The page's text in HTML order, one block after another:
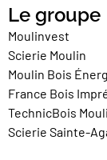
Le groupe
Moulinvest
Scierie Moulin
Moulin Bois
France Bois
TechnicBois
Scierie Sainte-